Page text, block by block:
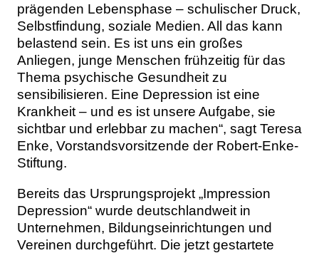
prägenden Lebensphase – schulischer Druck,
Selbstfindung, soziale Medien. All das kann
belastend sein. Es ist uns ein großes
Anliegen, junge Menschen frühzeitig für das
Thema psychische Gesundheit zu
sensibilisieren. Eine Depression ist eine
Krankheit – und es ist unsere Aufgabe, sie
sichtbar und erlebbar zu machen“, sagt Teresa
Enke, Vorstandsvorsitzende der Robert-Enke-
Stiftung.
Bereits das Ursprungsprojekt „Impression
Depression“ wurde deutschlandweit in
Unternehmen, Bildungseinrichtungen und
Vereinen durchgeführt. Die jetzt gestartete